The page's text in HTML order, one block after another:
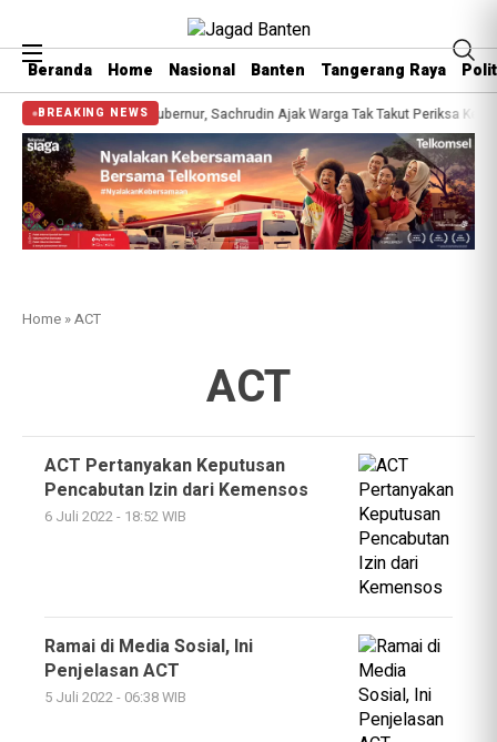
Beranda Home Nasional Banten Tangerang Raya
BREAKING NEWS
Gratis Bersama Gubernur, Sachrudin Ajak Warga Tak Takut Periksa
Home »ACT
ACT
ACT Pertanyakan Keputusan
Pencabutan Izin dari Kemensos
6 Juli 2022 - 18:52 WIB
Ramai di Media Sosial, Ini
Penjelasan ACT
5 Juli 2022 - 06:38 WIB